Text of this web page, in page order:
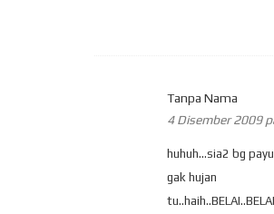
Tanpa Nama
4 Disember 2009
huhuh...sia2 bg
gak hujan